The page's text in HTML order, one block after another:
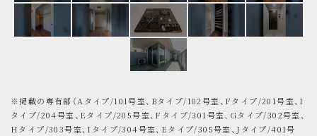
※掲載の専有部（Aタイプ/101号室、Bタイプ/102号室、Fタイプ/201号室、I
タイプ/204号室、Eタイプ/205号室、Fタイプ/301号室、Gタイプ/302号室、
Hタイプ/303号室、Iタイプ/304号室、Eタイプ/305号室、Jタイプ/401号